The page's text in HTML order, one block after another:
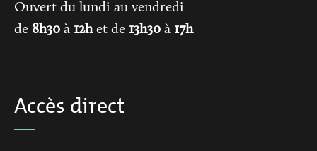
Ouvert du lundi au vendredi
de 8h30 à 12het de 13h30 à 17h
Accès direct